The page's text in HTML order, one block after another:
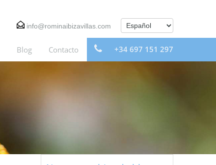
info@rominaibizavillas.com
+34 697 151 297
Blog Contacto